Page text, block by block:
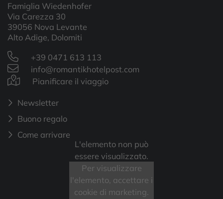
Famiglia Wiedenhofer
Via Carezza 30
39056 Nova Levante
Alto Adige, Dolomiti
+39 0471 613 113
info@romantikhotelpost.com
Pianificare il viaggio
Newsletter
Buono regalo
Come arrivare
L'elemento non può
essere visualizzato.
Per visualizzare
l'elemento, accettare i
cookie di marketing.